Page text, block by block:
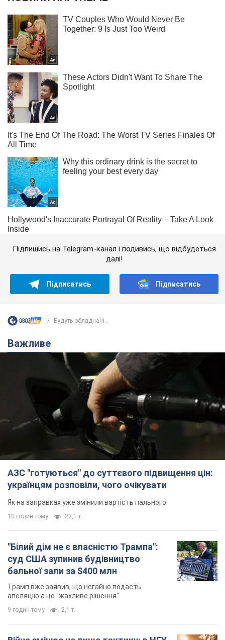
Підпишись на Telegram-канал і подивись, що відбудеться
далі!
Підписатись Підписатись
Будуть обладнані...
Важливе
АЗС "готуються" до суттєвого підвищення цін:
українцям розповіли, чого очікувати
Як на заправках уже змінили вартість пального
10 годин тому 23,1 т.
"Білий дім не є власністю Трампа":
суд США зупинив будівництво
бальної зали за $400 млн
Трамп вже заявив, що негайно подасть
апеляцію а це "жахливе рішення"
9 годин тому 2,1 т.